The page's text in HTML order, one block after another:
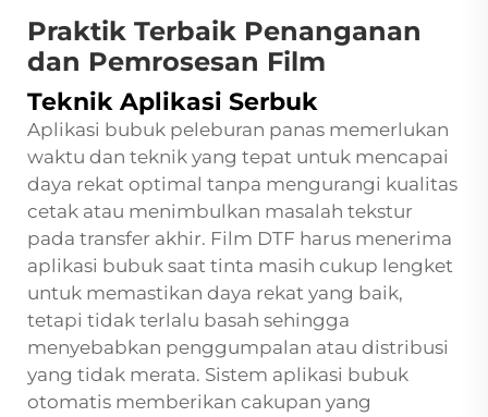
Praktik Terbaik Penanganan
dan Pemrosesan Film
Teknik Aplikasi Serbuk
Aplikasi bubuk peleburan panas memerlukan
waktu dan teknik yang tepat untuk mencapai
daya rekat optimal tanpa mengurangi kualitas
cetak atau menimbulkan masalah tekstur
pada transfer akhir. Film DTF harus menerima
aplikasi bubuk saat tinta masih cukup lengket
untuk memastikan daya rekat yang baik,
tetapi tidak terlalu basah sehingga
menyebabkan penggumpalan atau distribusi
yang tidak merata. Sistem aplikasi bubuk
otomatis memberikan cakupan yang